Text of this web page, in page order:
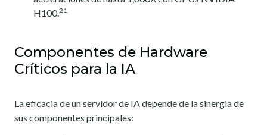
H100.21
Componentes de Hardware
Críticos para la IA
La eficacia de un servidor de IA depende de la sinergia de
sus componentes principales: